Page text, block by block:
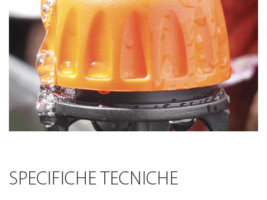
SPECIFICHE TECNICHE